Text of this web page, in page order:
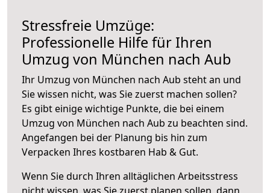
Stressfreie Umzüge:
Professionelle Hilfe für Ihren
Umzug von München nach Aub
Ihr Umzug von München nach Aub steht an und
Sie wissen nicht, was Sie zuerst machen sollen?
Es gibt einige wichtige Punkte, die bei einem
Umzug von München nach Aub zu beachten sind.
Angefangen bei der Planung bis hin zum
Verpacken Ihres kostbaren Hab & Gut.
Wenn Sie durch Ihren alltäglichen Arbeitsstress